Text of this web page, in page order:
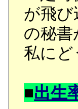
が飛
の秘
私にど
■出生